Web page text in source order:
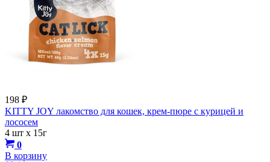
198 ₽
KITTY JOY лакомство для кошек, крем-пюре с курицей и
лососем
4 шт х 15г
0
В корзину